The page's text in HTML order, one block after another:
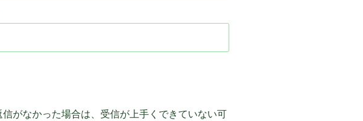
がなかった場合は、受信が上手くできていない可